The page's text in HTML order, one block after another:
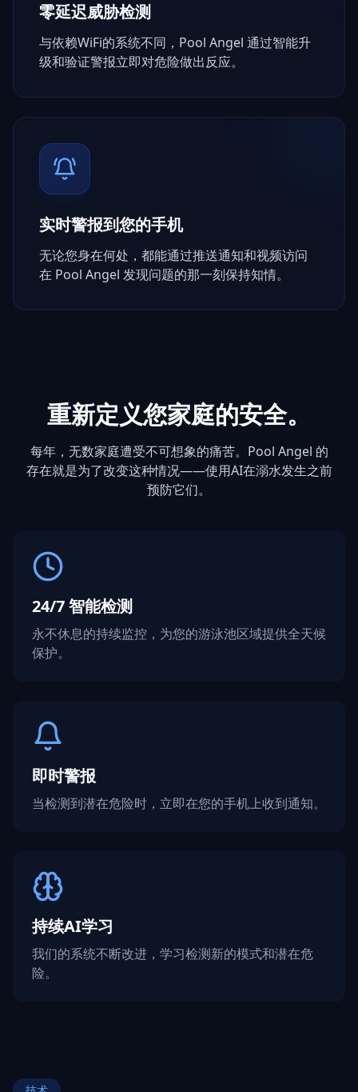
零延迟威胁检测
与依赖WiFi的系统不同，Pool Angel 通过智能升
级和验证警报立即对危险做出反应。
实时警报到您的手机
无论您身在何处，都能通过推送通知和视频访问
在 Pool Angel 发现问题的那一刻保持知情。
重新定义您家庭的安全。
每年，无数家庭遭受不可想象的痛苦。Pool Angel 的
存在就是为了改变这种情况——使用AI在溺水发生之前
预防它们。
24/7 智能检测
永不休息的持续监控，为您的游泳池区域提供全天候
保护。
即时警报
当检测到潜在危险时，立即在您的手机上收到通知。
持续AI学习
我们的系统不断改进，学习检测新的模式和潜在危
险。